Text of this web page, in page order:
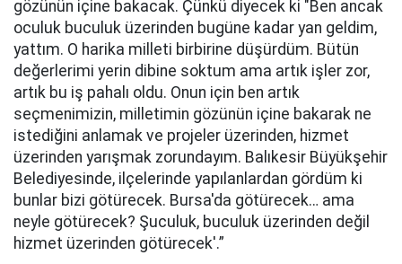
gözünün içine bakacak. Çünkü diyecek ki "Ben ancak
oculuk buculuk üzerinden bugüne kadar yan geldim,
yattım. O harika milleti birbirine düşürdüm. Bütün
değerlerimi yerin dibine soktum ama artık işler zor,
artık bu iş pahalı oldu. Onun için ben artık
seçmenimizin, milletimin gözünün içine bakarak ne
istediğini anlamak ve projeler üzerinden, hizmet
üzerinden yarışmak zorundayım. Balıkesir Büyükşehir
Belediyesinde, ilçelerinde yapılanlardan gördüm ki
bunlar bizi götürecek. Bursa'da götürecek… ama
neyle götürecek? Şuculuk, buculuk üzerinden değil
hizmet üzerinden götürecek'.”